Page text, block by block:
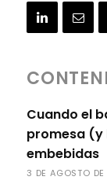
Cuando el
promesa (y
embebidas
3 DE AGOSTO